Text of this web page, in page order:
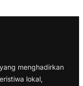
menghadirkan
lokal,